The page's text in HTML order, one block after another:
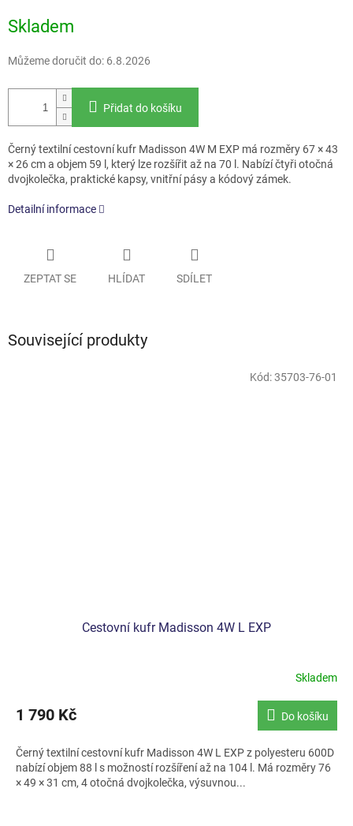
cena:
Skladem
Můžeme doručit do: 6.8.2026
Přidat do košíku
Černý textilní cestovní kufr Madisson 4W M EXP má rozměry 67 × 43
× 26 cm a objem 59 l, který lze rozšířit až na 70 l. Nabízí čtyři otočná
dvojkolečka, praktické kapsy, vnitřní pásy a kódový zámek.
Detailní informace
ZEPTAT SE HLÍDAT SDÍLET
Související produkty
Cestovní kufr Madisson 4W L EXP
Skladem
1 790 Kč Do košíku
Černý textilní cestovní kufr Madisson 4W L EXP z polyesteru 600D
nabízí objem 88 l s možností rozšíření až na 104 l. Má rozměry 76
× 49 × 31 cm, 4 otočná dvojkolečka, výsuvnou...
Kód:35703-76-01